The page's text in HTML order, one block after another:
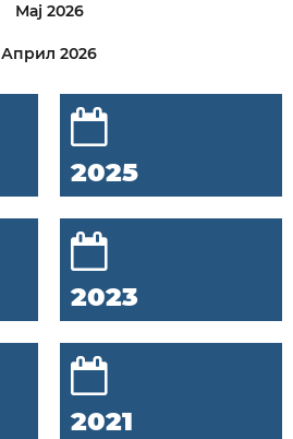
Мај 2026
Април 2026
2025
2023
2021